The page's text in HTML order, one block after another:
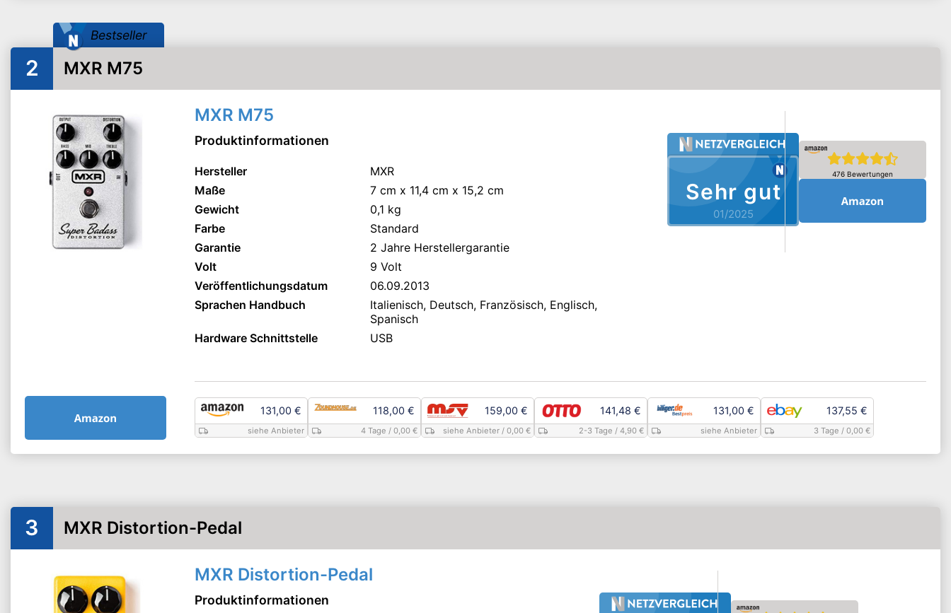
Bestseller
2 MXR M75
MXR M75
Produktinformationen
Hersteller
MXR
Maße
7 cm x 11,4 cm x 15,2 cm
Gewicht
0,1 kg
Farbe
Standard
Garantie
2 Jahre Herstellergarantie
Volt
9 Volt
Veröffentlichungsdatum
06.09.2013
Sprachen Handbuch
Italienisch, Deutsch, Französisch, Englisch,
Spanisch
Hardware Schnittstelle
USB
Sehr gut
01/2025
476 Bewertungen
131,00 €
siehe Anbieter
118,00 €
4 Tage / 0,00 €
159,00 €
siehe Anbieter/ 0,00 €
141,48 €
2-3 Tage / 4,90 €
131,00 €
siehe Anbieter
137,55 €
3 Tage / 0,00 €
3 MXR Distortion-Pedal
MXR Distortion-Pedal
Produktinformationen